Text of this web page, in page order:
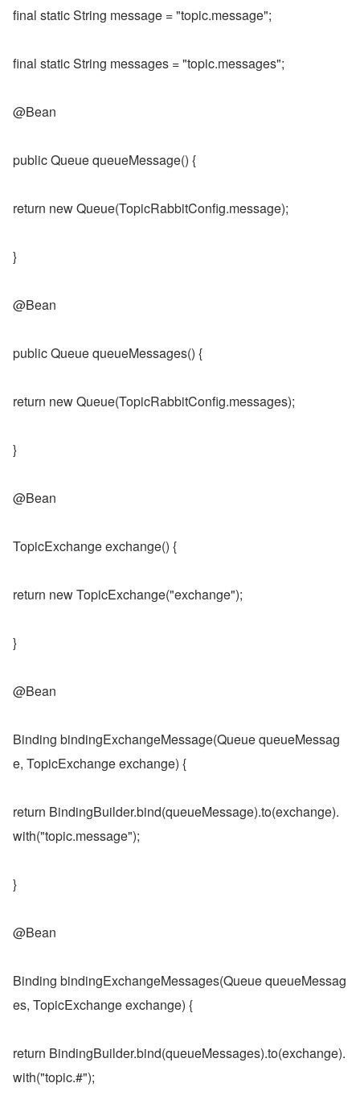
final static String message = "topic.message";
final static String messages = "topic.messages";
@Bean
public Queue queueMessage() {
return new Queue(TopicRabbitConfig.message);
}
@Bean
public Queue queueMessages() {
return new Queue(TopicRabbitConfig.messages);
}
@Bean
TopicExchange exchange() {
return new TopicExchange("exchange");
}
@Bean
Binding bindingExchangeMessage(Queue queueMessag
e, TopicExchange exchange) {
return BindingBuilder.bind(queueMessage).to(exchange).
with("topic.message");
}
@Bean
Binding bindingExchangeMessages(Queue queueMessag
es, TopicExchange exchange) {
return BindingBuilder.bind(queueMessages).to(exchange).
with("topic.#");